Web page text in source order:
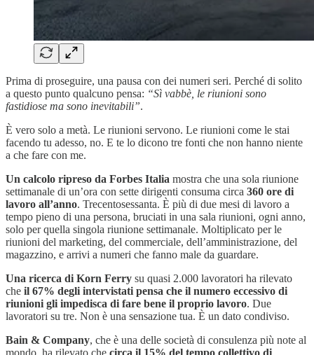
Prima di proseguire, una pausa con dei numeri seri. Perché di solito
a questo punto qualcuno pensa: “Sì vabbè, le riunioni sono
fastidiose ma sono inevitabili”.
È vero solo a metà. Le riunioni servono. Le riunioni come le stai
facendo tu adesso, no. E te lo dicono tre fonti che non hanno niente
a che fare con me.
Un calcolo ripreso da Forbes Italia mostra che una sola riunione
settimanale di un’ora con sette dirigenti consuma circa 360 ore di
lavoro all’anno. Trecentosessanta. È più di due mesi di lavoro a
tempo pieno di una persona, bruciati in una sala riunioni, ogni anno,
solo per quella singola riunione settimanale. Moltiplicato per le
riunioni del marketing, del commerciale, dell’amministrazione, del
magazzino, e arrivi a numeri che fanno male da guardare.
Una ricerca di Korn Ferry su quasi 2.000 lavoratori ha rilevato
che il 67% degli intervistati pensa che il numero eccessivo di
riunioni gli impedisca di fare bene il proprio lavoro. Due
lavoratori su tre. Non è una sensazione tua. È un dato condiviso.
Bain & Company, che è una delle società di consulenza più note al